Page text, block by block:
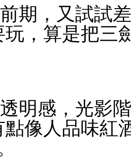
期，又試試
，算是把三
明感，光影
像人品味紅